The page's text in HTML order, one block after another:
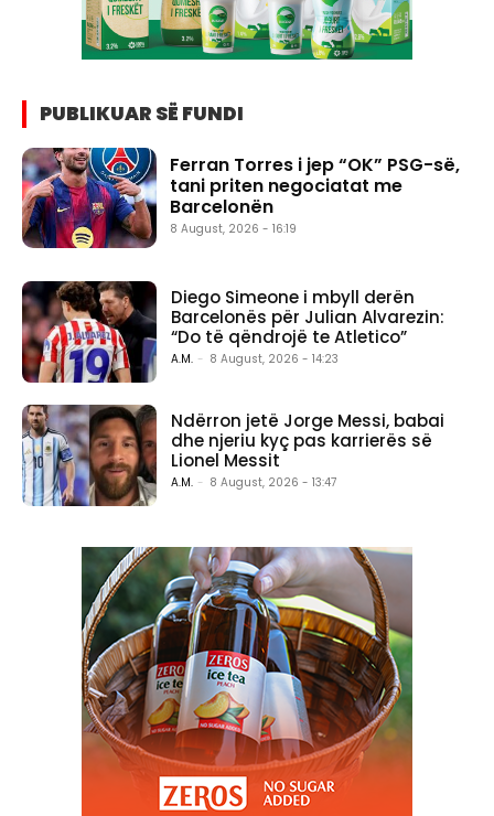
PUBLIKUAR SË FUNDI
Ferran Torres i jep “OK” PSG-së,
tani priten negociatat me
Barcelonën
8 August, 2026 - 16:19
Diego Simeone i mbyll derën
Barcelonës për Julian Alvarezin:
“Do të qëndrojë te Atletico”
A.M. - 8 August, 2026 - 14:23
Ndërron jetë Jorge Messi, babai
dhe njeriu kyç pas karrierës së
Lionel Messit
A.M. - 8 August, 2026 - 13:47